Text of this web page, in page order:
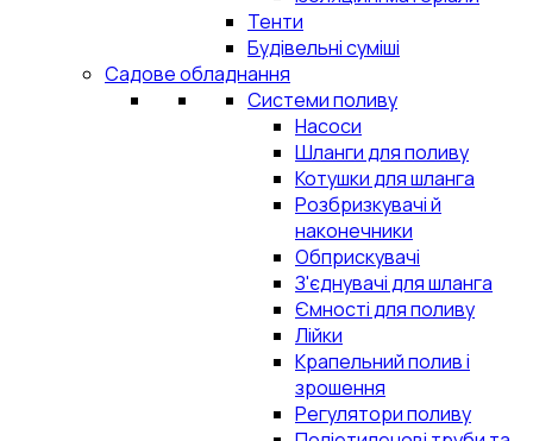
Тенти
Будівельні суміші
Садове обладнання
Системи поливу
Насоси
Шланги для поливу
Котушки для шланга
Розбризкувачі й
наконечники
Обприскувачі
З'єднувачі для шланга
Ємності для поливу
Лійки
Крапельний полив і
зрошення
Регулятори поливу